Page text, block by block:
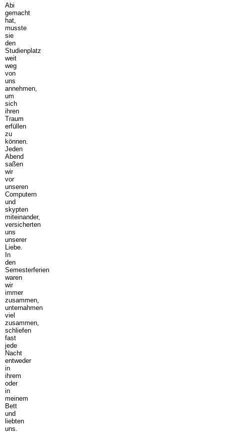
Abi
gemacht
hat,
musste
sie
den
Studienplatz
weit
weg
von
uns
annehmen,
um
sich
ihren
Traum
erfüllen
zu
können.
Jeden
Abend
saßen
wir
vor
unseren
Computern
und
skypten
miteinander,
versicherten
uns
unserer
Liebe.
In
den
Semesterferien
waren
wir
immer
zusammen,
unternahmen
viel
zusammen,
schliefen
fast
jede
Nacht
entweder
in
ihrem
oder
in
meinem
Bett
und
liebten
uns.